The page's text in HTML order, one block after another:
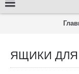
ЯЩИКИ ДЛЯ